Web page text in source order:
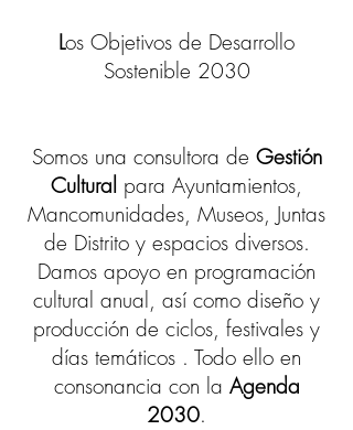
Los Objetivos de Desarrollo
Sostenible 2030
Somos una consultora de Gestión
Cultural para Ayuntamientos,
Mancomunidades, Museos, Juntas
de Distrito y espacios diversos.
Damos apoyo en programación
cultural anual, así como diseño y
producción de ciclos, festivales y
días temáticos . Todo ello en
consonancia con la Agenda
2030.